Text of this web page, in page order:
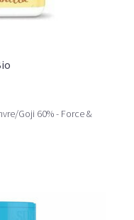
Goji 60% - Force &